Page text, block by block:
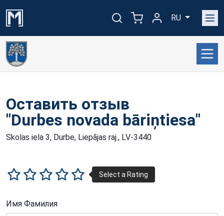
RU
Оставить отзыв
"Durbes novada bāriņtiesa"
Skolas iela 3, Durbe, Liepājas raj., LV-3440
Имя Фамилия